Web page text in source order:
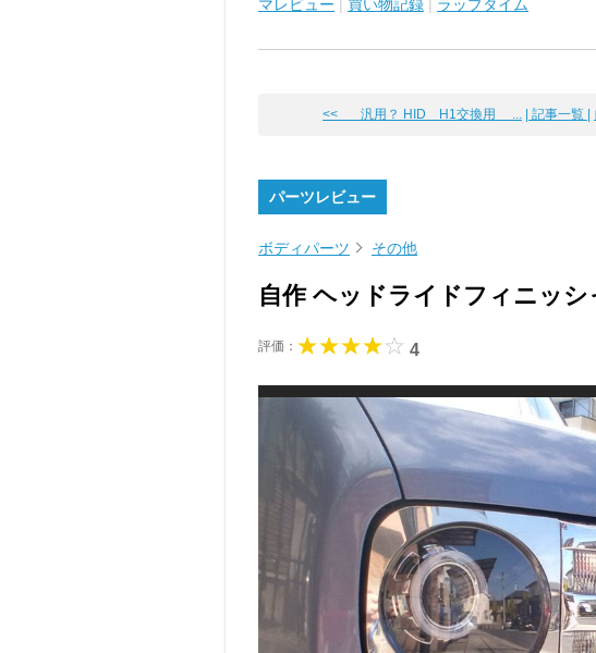
マレビュー | 買い物記録 | ラップタイム
<< 汎用？ HID H1交換用 ... | 記事一覧 |
パーツレビュー
ボディパーツ その他
自作 ヘッドライドフィニッシ
評価： 4